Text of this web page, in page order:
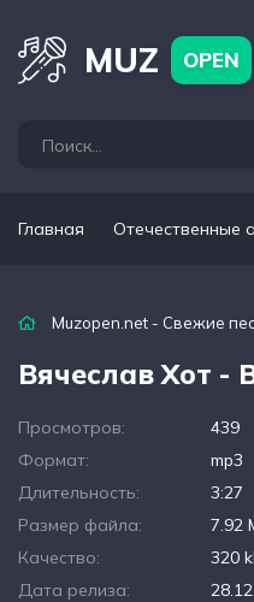
MUZ OPEN
Главная Отечественные
Muzopen.net - Свежие
Вячеслав Хот -
Просмотров:
439
Формат:
mp3
Длительность:
3:27
Размер файла:
7.92
Качество:
320
Дата релиза:
артисты